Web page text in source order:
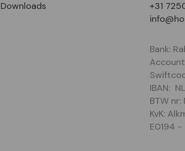
Downloads
+31
Bank:
Account
IBAN:
BTW nr:
KvK:
E0194 -